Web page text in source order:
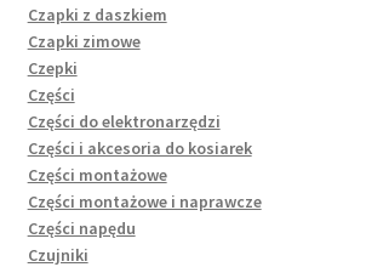
Czapki z daszkiem
Czapki zimowe
Czepki
Części
Części do elektronarzędzi
Części i akcesoria do kosiarek
Części montażowe
Części montażowe i naprawcze
Części napędu
Czujniki